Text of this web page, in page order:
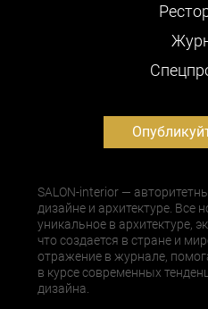
SALON-interior —
дизайне и архитектуре. Все
уникальное в архитектуре,
что создается в стране и
отражение в журнале,
в курсе современных
дизайна.